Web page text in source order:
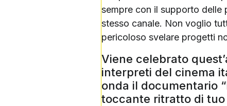
sempre con il supporto delle
stesso canale. Non voglio
pericoloso svelare progetti
Viene celebrato
interpreti del cinema
onda il documentario
toccante ritratto di